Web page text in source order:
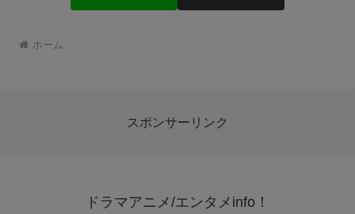
ホーム
スポンサーリンク
ドラマアニメ/エンタメinfo！